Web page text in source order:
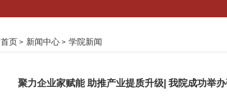
首页 > 新闻中心 > 学院新闻
聚力企业家赋能 助推产业提质升级| 我院成功举